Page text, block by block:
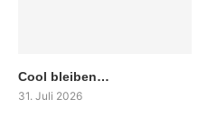
Cool bleiben…
31. Juli 2026